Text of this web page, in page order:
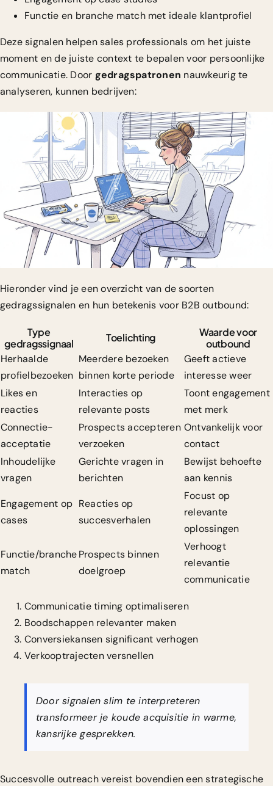
Functie en branche match met ideale klantprofiel
Deze signalen helpen sales professionals om het juiste
moment en de juiste context te bepalen voor persoonlijke
communicatie. Door gedragspatronen nauwkeurig te
analyseren, kunnen bedrijven:
Hieronder vind je een overzicht van de soorten
gedragssignalen en hun betekenis voor B2B outbound:
Type
gedragssignaal
Toelichting
Waarde voor
outbound
Herhaalde
profielbezoeken
Meerdere bezoeken
binnen korte periode
Geeft actieve
interesse weer
Likes en
reacties
Interacties op
relevante posts
Toont engagement
met merk
Connectie-
acceptatie
Prospects accepteren
verzoeken
Ontvankelijk voor
contact
Inhoudelijke
vragen
Gerichte vragen in
berichten
Bewijst behoefte
aan kennis
Engagement op
cases
Reacties op
succesverhalen
Focust op
relevante
oplossingen
Functie/branche
match
Prospects binnen
doelgroep
Verhoogt
relevantie
communicatie
Communicatie timing optimaliseren
Boodschappen relevanter maken
Conversiekansen significant verhogen
Verkooptrajecten versnellen
Door signalen slim te interpreteren
transformeer je koude acquisitie in warme,
kansrijke gesprekken.
Succesvolle outreach vereist bovendien een strategische